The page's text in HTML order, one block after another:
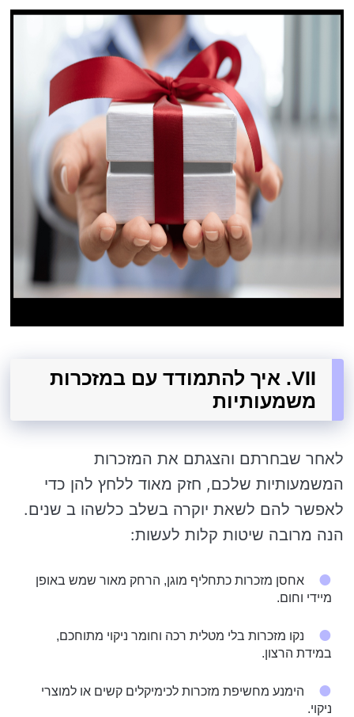
VII. איך להתמודד עם במזכרות
משמעותיות
לאחר שבחרתם והצגתם את המזכרות
המשמעותיות שלכם, חזק מאוד ללחץ להן כדי
לאפשר להם לשאת יוקרה בשלב כלשהו ב שנים.
הנה מרובה שיטות קלות לעשות:
אחסן מזכרות כתחליף מוגן, הרחק מאור שמש באופן
מיידי וחום.
נקו מזכרות בלי מטלית רכה וחומר ניקוי מתוחכם,
במידת הרצון.
הימנע מחשיפת מזכרות לכימיקלים קשים או למוצרי
ניקוי.